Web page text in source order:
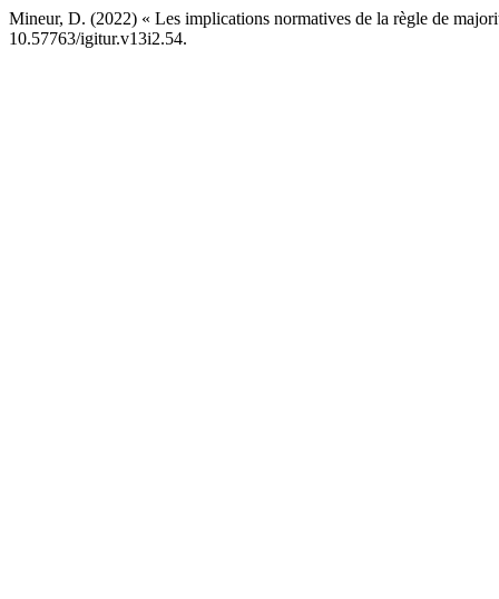
Mineur, D. (2022) « Les implications normatives de la règle de
10.57763/igitur.v13i2.54.